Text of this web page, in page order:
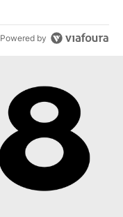
Powered by